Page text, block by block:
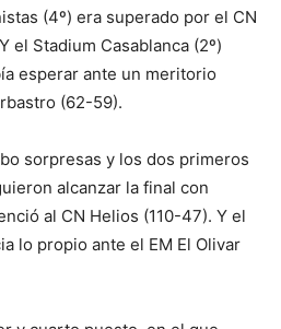
(4º) era superado por el CN
el Stadium Casablanca (2º)
esperar ante un meritorio
(62-59).
sorpresas y los dos primeros
alcanzar la final con
al CN Helios (110-47). Y el
lo propio ante el EM El Olivar